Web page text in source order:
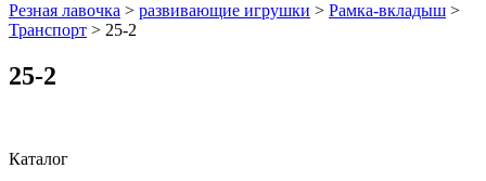
Резная лавочка > развивающие игрушки > Рамка-вкладыш >
Транспорт > 25-2
25-2
Каталог